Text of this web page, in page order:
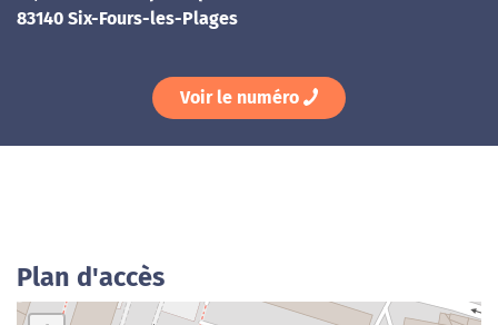
83140 Six-Fours-les-Plages
Voir le numéro
Plan d'accès